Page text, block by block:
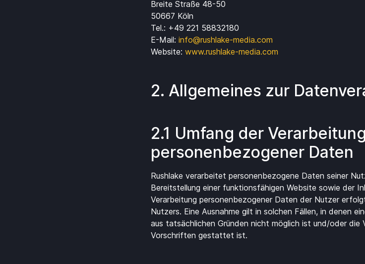
Breite Straße 48-50
50667 Köln
Tel.: +49 221 58832180
E-Mail: info@rushlake-media.com
Website: www.rushlake-media.com
2. Allgemeines zur
2.1 Umfang der Verarbeitung
personenbezogener Daten
Rushlake verarbeitet personenbezogene Daten seiner
Bereitstellung einer funktionsfähigen Website sowie der
Verarbeitung personenbezogener Daten der Nutzer
Nutzers. Eine Ausnahme gilt in solchen Fällen, in denen
aus tatsächlichen Gründen nicht möglich ist und/oder die
Vorschriften gestattet ist.